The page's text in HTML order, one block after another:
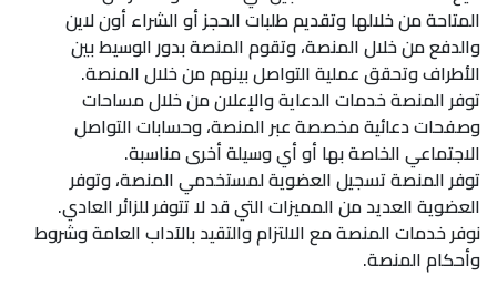
المتاحة من خلالها وتقديم طلبات الحجز أو الشراء أون لاين
والدفع من خلال المنصة، وتقوم المنصة بدور الوسيط بين
الأطراف وتحقق عملية التواصل بينهم من خلال المنصة.
توفر المنصة خدمات الدعاية والإعلان من خلال مساحات
وصفحات دعائية مخصصة عبر المنصة، وحسابات التواصل
الاجتماعي الخاصة بها أو أي وسيلة أخرى مناسبة.
توفر المنصة تسجيل العضوية لمستخدمي المنصة، وتوفر
العضوية العديد من المميزات التي قد لا تتوفر للزائر العادي.
نوفر خدمات المنصة مع الالتزام والتقيد بالآداب العامة وشروط
وأحكام المنصة.